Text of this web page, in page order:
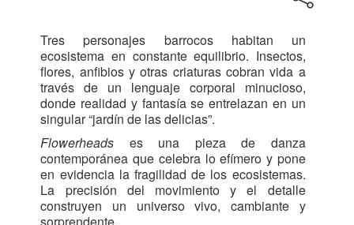
Tres personajes barrocos habitan un
ecosistema en constante equilibrio. Insectos,
flores, anfibios y otras criaturas cobran vida a
través de un lenguaje corporal minucioso,
donde realidad y fantasía se entrelazan en un
singular “jardín de las delicias”.
Flowerheads es una pieza de danza
contemporánea que celebra lo efímero y pone
en evidencia la fragilidad de los ecosistemas.
La precisión del movimiento y el detalle
construyen un universo vivo, cambiante y